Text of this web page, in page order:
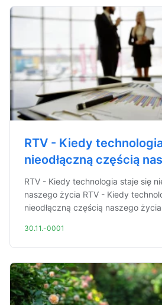
RTV - Kiedy
nieodłączną częścią
RTV - Kiedy technologia staje się
naszego życia RTV - Kiedy
nieodłączną częścią naszego życia
30.11.-0001